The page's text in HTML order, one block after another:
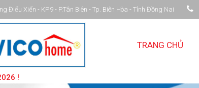
Điểu Xiển - KP.9 - P.Tân Biên - Tp. Biên Hòa - Tỉnh Đồng Nai
TRANG CHỦ